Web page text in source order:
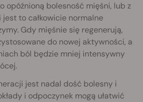
opóźnioną bolesność mięśni, lub z
jest to całkowicie normalne
Gdy mięśnie się regenerują,
do nowej aktywności, a
ból będzie mniej intensywny
jest nadal dość bolesny i
i odpoczynek mogą ułatwić